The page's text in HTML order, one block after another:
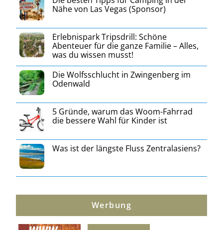
Nähe von Las Vegas (Sponsor)
Erlebnispark Tripsdrill: Schöne
Abenteuer für die ganze Familie – Alles,
was du wissen musst!
Die Wolfsschlucht in Zwingenberg im
Odenwald
5 Gründe, warum das Woom-Fahrrad
die bessere Wahl für Kinder ist
Was ist der längste Fluss Zentralasiens?
Werbung